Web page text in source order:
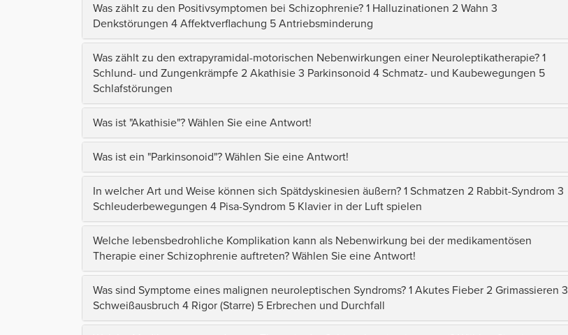
Was zählt zu den Positivsymptomen bei Schizophrenie? 1 Halluzinationen 2 Wahn 3
Denkstörungen 4 Affektverflachung 5 Antriebsminderung
Was zählt zu den extrapyramidal-motorischen Nebenwirkungen einer Neuroleptikatherapie? 1
Schlund- und Zungenkrämpfe 2 Akathisie 3 Parkinsonoid 4 Schmatz- und Kaubewegungen 5
Schlafstörungen
Was ist "Akathisie"? Wählen Sie eine Antwort!
Was ist ein "Parkinsonoid"? Wählen Sie eine Antwort!
In welcher Art und Weise können sich Spätdyskinesien äußern? 1 Schmatzen 2 Rabbit-Syndrom 3
Schleuderbewegungen 4 Pisa-Syndrom 5 Klavier in der Luft spielen
Welche lebensbedrohliche Komplikation kann als Nebenwirkung bei der medikamentösen
Therapie einer Schizophrenie auftreten? Wählen Sie eine Antwort!
Was sind Symptome eines malignen neuroleptischen Syndroms? 1 Akutes Fieber 2 Grimassieren 3
Schweißausbruch 4 Rigor (Starre) 5 Erbrechen und Durchfall